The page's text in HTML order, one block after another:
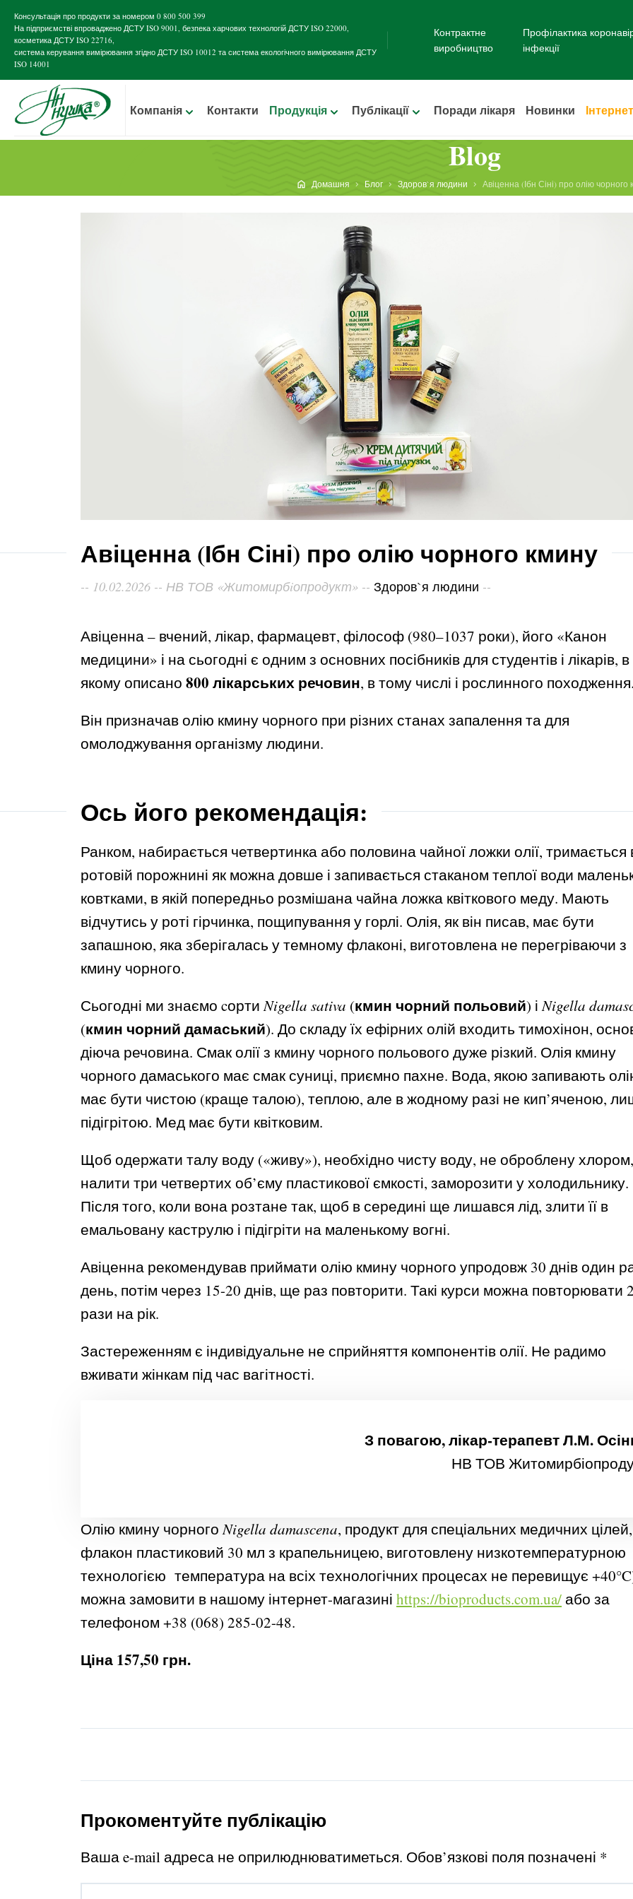
Консультація про продукти за номером 0 800 500 399
На підприємстві впроваджено ДСТУ ISO 9001, безпека харчових технологій ДСТУ ISO 22000,
косметика ДСТУ ISO 22716,
система керування вимірювання згідно ДСТУ ISO 10012 та система екологічного вимірювання ДСТУ
ISO 14001
Контрактне
виробництво
Профілактика
інфекції
Компанія Контакти Продукція Публікації Поради лікаря Новинки
Blog
Домашня Блог Здоров`я людини Авіценна (Ібн Сіні) про олію чорного
Авіценна (Ібн Сіні) про олію чорного кмину
10.02.2026 НВ ТОВ «Житомирбiопродукт» Здоров`я людини
Авіценна – вчений, лікар, фармацевт, філософ (980–1037 роки), його «Канон
медицини» і на сьогодні є одним з основних посібників для студентів і лікарів, в
якому описано 800 лікарських речовин, в тому числі і рослинного походження.
Він призначав олію кмину чорного при різних станах запалення та для
омолоджування організму людини.
Ось його рекомендація:
Ранком, набирається четвертинка або половина чайної ложки олії, тримається
ротовій порожнині як можна довше і запивається стаканом теплої води
ковтками, в якій попередньо розмішана чайна ложка квіткового меду. Мають
відчутись у роті гірчинка, пощипування у горлі. Олія, як він писав, має бути
запашною, яка зберігалась у темному флаконі, виготовлена не перегріваючи з
кмину чорного.
Сьогодні ми знаємо cортиNigella sativa (кмин чорний польовий) іNigella
(кмин чорний дамаський). До складу їх ефірних олій входить тимохінон,
діюча речовина. Смак олії з кмину чорного польового дуже різкий. Олія кмину
чорного дамаського має смак суниці, приємно пахне. Вода, якою запивають
має бути чистою (краще талою), теплою, але в жодному разі не кип’яченою,
підігрітою. Мед має бути квітковим.
Щоб одержати талу воду («живу»), необхідно чисту воду, не оброблену хлором,
налити три четвертих об’єму пластикової ємкості, заморозити у холодильнику.
Після того, коли вона розтане так, щоб в середині ще лишався лід, злити її в
емальовану каструлю і підігріти на маленькому вогні.
Авіценна рекомендував приймати олію кмину чорного упродовж 30 днів один
день, потім через 15-20 днів, ще раз повторити. Такі курси можна повторювати
рази на рік.
Застереженням є індивідуальне не сприйняття компонентів олії. Не радимо
вживати жінкам під час вагітності.
З повагою, лікар-терапевт Л.М.
НВ ТОВ
Олію кмину чорногоNigella damascena, продукт для спеціальних медичних цілей,
флакон пластиковий 30 мл з крапельницею, виготовлену низкотемпературною
технологією температура на всіх технологічних процесах не перевищує
можна замовити в нашому інтернет-магазині https://bioproducts.com.ua/ або за
телефоном +38 (068) 285-02-48.
Ціна 157,50 грн.
Прокоментуйте публікацію
Ваша e-mail адреса не оприлюднюватиметься. Обов’язкові поля позначені *